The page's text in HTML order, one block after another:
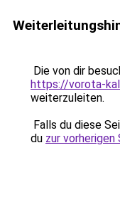
Die von dir
https://vorota-
weiterzuleiten.
Falls du diese
du zur